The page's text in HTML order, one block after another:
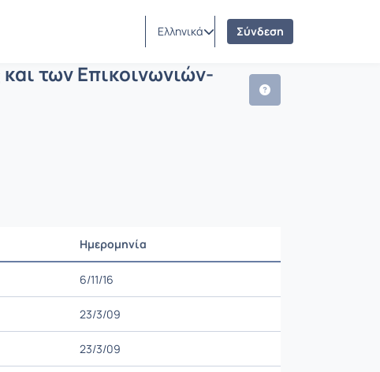
Ελληνικά Σύνδεση
και των Επικοινωνιών-
των Επικοινωνιών-
Ημερομηνία
6/11/16
23/3/09
23/3/09